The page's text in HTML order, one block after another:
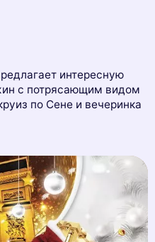
интересную
с потрясающим видом
по Сене и вечеринка